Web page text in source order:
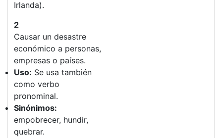
Irlanda).
2
Causar un desastre
económico a personas,
empresas o países.
Uso: Se usa también
como verbo
pronominal.
Sinónimos:
empobrecer, hundir,
quebrar.